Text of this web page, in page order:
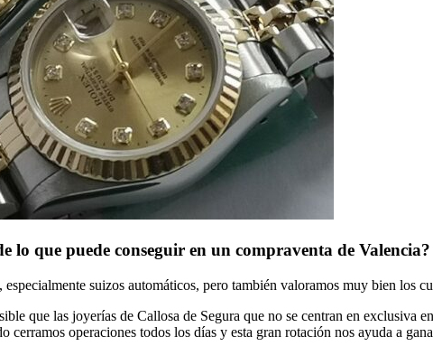
lo que puede conseguir en un compraventa de Valencia?
suizos automáticos, pero también valoramos muy bien los
que las joyerías de Callosa de Segura que no se centran en exclusiva
operaciones todos los días y esta gran rotación nos ayuda a